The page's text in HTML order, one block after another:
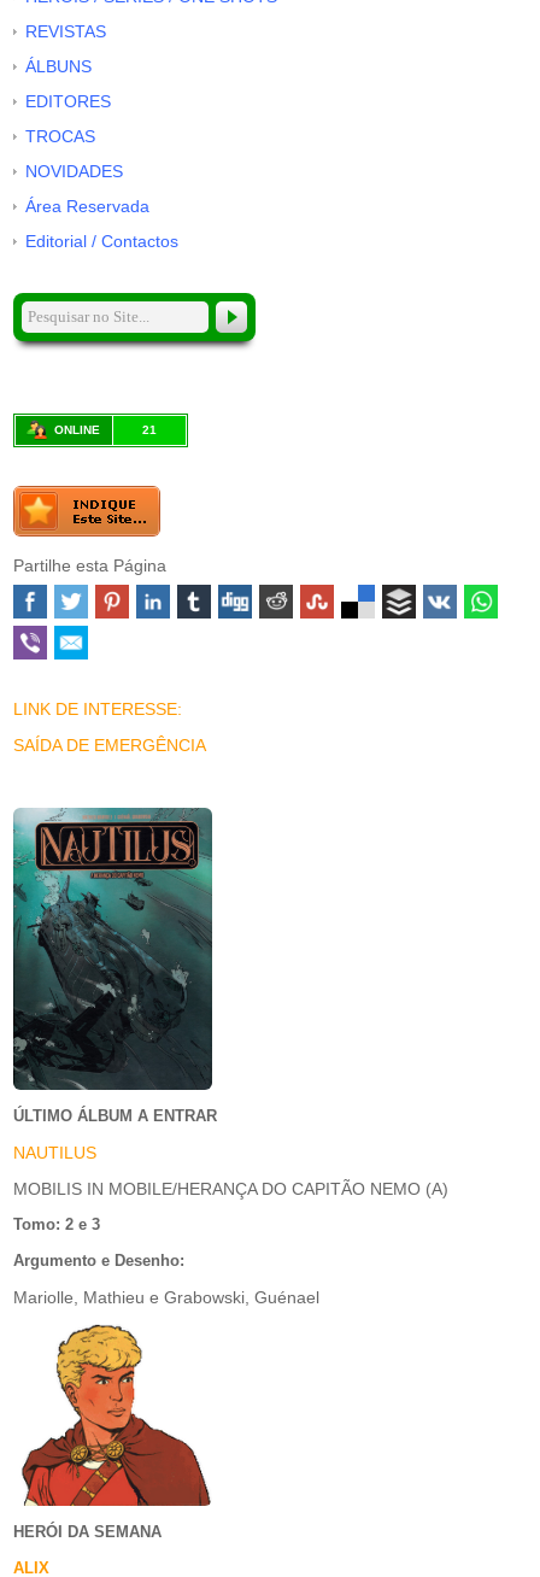
REVISTAS
ÁLBUNS
EDITORES
TROCAS
NOVIDADES
Área Reservada
Editorial / Contactos
ONLINE 21
Partilhe esta Página
LINK DE INTERESSE:
SAÍDA DE EMERGÊNCIA
ÚLTIMO ÁLBUM A ENTRAR
NAUTILUS
MOBILIS IN MOBILE/HERANÇA DO CAPITÃO NEMO (A)
Tomo: 2 e 3
Argumento e Desenho:
Mariolle, Mathieu e Grabowski, Guénael
HERÓI DA SEMANA
ALIX